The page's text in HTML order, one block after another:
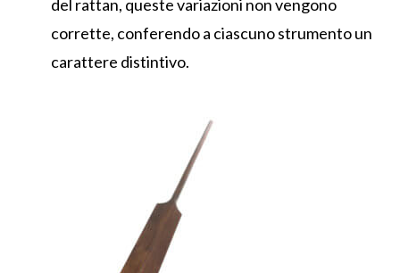
del rattan, queste variazioni non vengono
corrette, conferendo a ciascuno strumento un
carattere distintivo.